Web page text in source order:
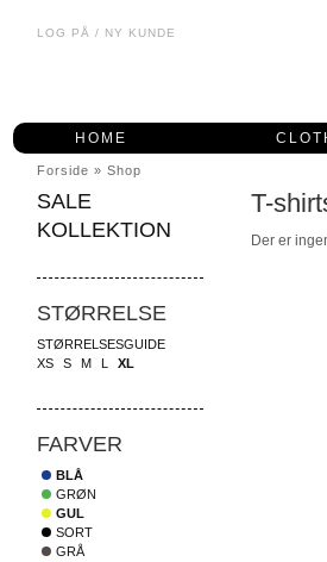
LOG PÅ / NY KUNDE
HOME
Forside » Shop
SALE
KOLLEKTION
STØRRELSE
STØRRELSESGUIDE
XS
S M L XL
FARVER
BLÅ
GRØN
GUL
SORT
GRÅ
T-
Der er